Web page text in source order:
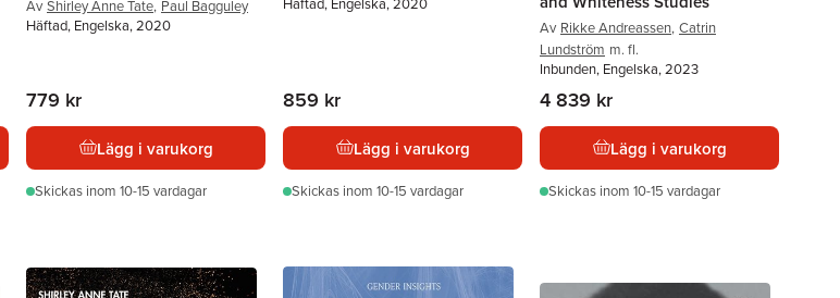
Av Shirley Anne Tate, Paul Bagguley
Häftad, Engelska, 2020
779 kr
Lägg i varukorg
Skickas inom 10-15 vardagar
859 kr
Lägg i varukorg
Skickas inom 10-15 vardagar
Av Rikke Andreassen, Catrin
Lundström m. fl.
Inbunden, Engelska, 2023
4 839 kr
Lägg i varukorg
Skickas inom 10-15 vardagar